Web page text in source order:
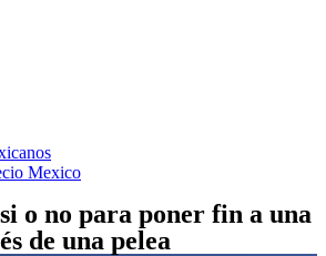
Mexico
o no para poner fin a una
de una pelea